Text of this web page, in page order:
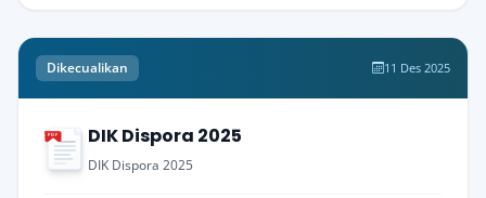
Dikecualikan 11 Des 2025
PDF DIK Dispora 2025
DIK Dispora 2025